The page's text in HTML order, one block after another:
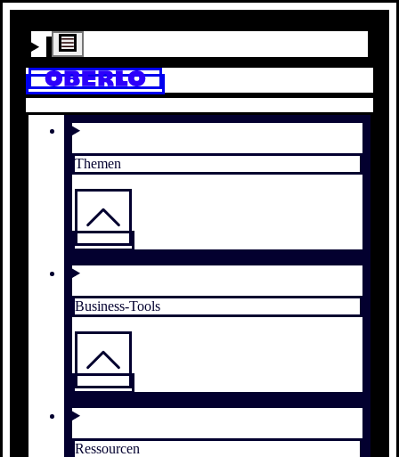
Themen
Business-Tools
Ressourcen